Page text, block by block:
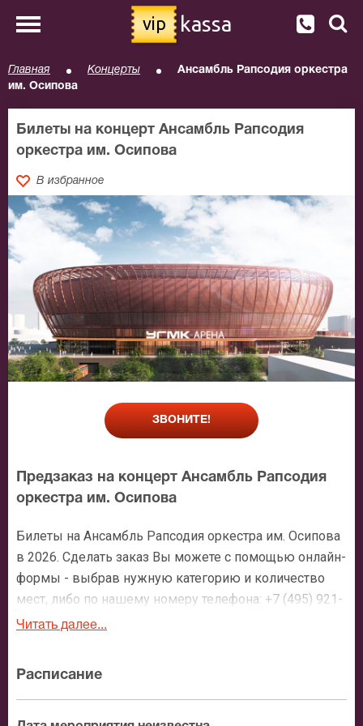
vip kassa
Главная Концерты
Ансамбль Рапсодия оркестра
им. Осипова
Билеты на концерт Ансамбль Рапсодия
оркестра им. Осипова
В избранное
ЗВОНИТЕ!
Предзаказ на концерт Ансамбль Рапсодия
оркестра им. Осипова
Билеты на Ансамбль Рапсодия оркестра им. Осипова
в 2026. Сделать заказ Вы можете с помощью онлайн-
формы - выбрав нужную категорию и количество
мест, либо по нашему номеру телефона: +7 (495) 921-
35-00. После оформления заявки с Вами свяжется
зрительном зале, о том как заказать билет и утвердит
адрес доставки.
Читать далее...
Расписание